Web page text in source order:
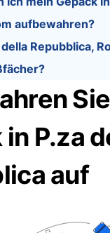
aufbewahren?
Repubblica,
P.za
auf